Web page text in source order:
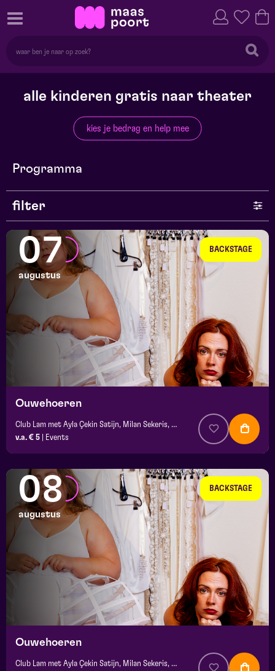
alle kinderen gratis naar theater
kies je bedrag en help mee
Programma
filter
genre
series en selecties
BACKSTAGE
07
augustus
Ouwehoeren
Club Lam met Ayla Çekin Satijn, Milan Sekeris, e.a.
v.a. € 5
Events
BACKSTAGE
08
augustus
Ouwehoeren
Club Lam met Ayla Çekin Satijn, Milan Sekeris, Dic van Duin, Jean-Baptiste Rey e.a.